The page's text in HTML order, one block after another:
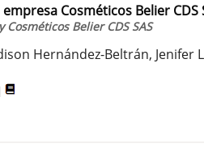
Cosméticos Belier CDS
Belier CDS SAS
Hernández-Beltrán, Jenifer